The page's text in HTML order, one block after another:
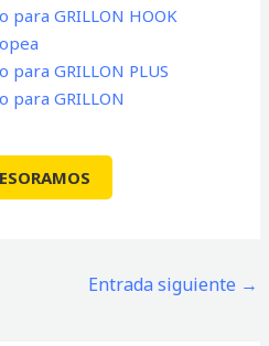
para GRILLON HOOK
GRILLON PLUS
para GRILLON
Entrada siguiente →